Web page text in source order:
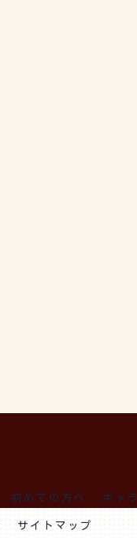
初めての方へ ギャ
サイトマップ